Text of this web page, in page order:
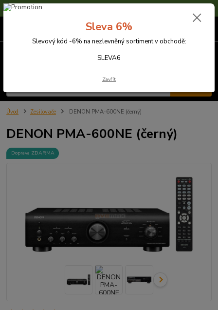
Sleva 6% na nezlevněné zboží s kódem SLEVA6
Úvod Zesilovače DENON PMA-600NE (černý)
DENON PMA-600NE (černý)
Doprava ZDARMA
Sleva 6%
Slevový kód -6% na nezlevněný sortiment v obchodě:
SLEVA6
Zavřít